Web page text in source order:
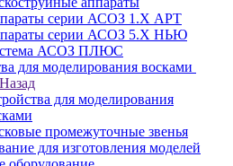
серии АСОЗ 1.Х АРТ
серии АСОЗ 5.Х НЬЮ
АСОЗ ПЛЮС
для моделирования восками
Назад
для моделирования
промежуточные звенья
для изготовления моделей